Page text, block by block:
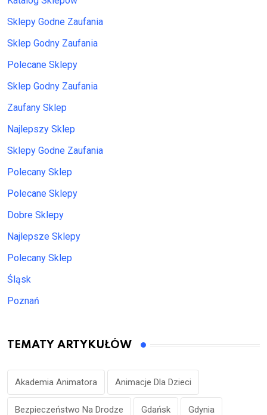
Sklepy Godne Zaufania
Sklep Godny Zaufania
Polecane Sklepy
Sklep Godny Zaufania
Zaufany Sklep
Najlepszy Sklep
Sklepy Godne Zaufania
Polecany Sklep
Polecane Sklepy
Dobre Sklepy
Najlepsze Sklepy
Polecany Sklep
Śląsk
Poznań
TEMATY ARTYKUŁÓW
Akademia Animatora Animacje Dla Dzieci
Bezpieczeństwo Na Drodze Gdańsk Gdynia